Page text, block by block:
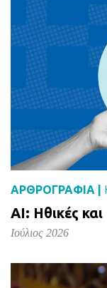
ΑΡΘΡΟΓΡΑΦΙΑ |
AI: Ηθικές
Ιούλιος 2026